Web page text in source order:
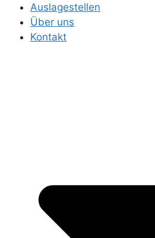
Auslagestellen
Über uns
Kontakt